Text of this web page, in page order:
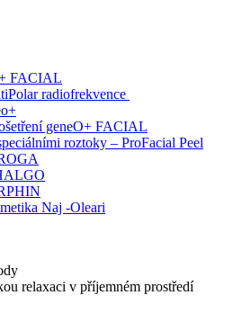
FACIAL
radiofrekvence
geneO+ FACIAL
roztoky – ProFacial Peel
Naj -Oleari
relaxaci v příjemném prostředí